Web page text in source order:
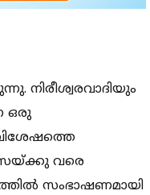
നിരീശ്വരവാദിയും
ഒരു
വരെ
സംഭാഷണമായി